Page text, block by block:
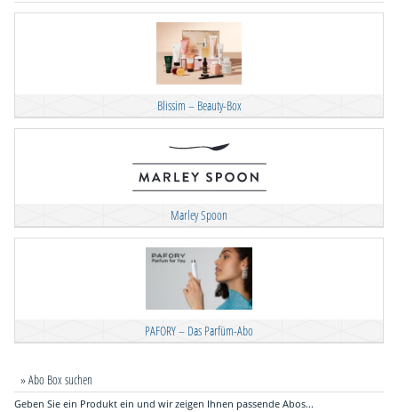
Blissim – Beauty-Box
Marley Spoon
PAFORY – Das Parfüm-Abo
» Abo Box suchen
Geben Sie ein Produkt ein und wir zeigen Ihnen passende Abos...